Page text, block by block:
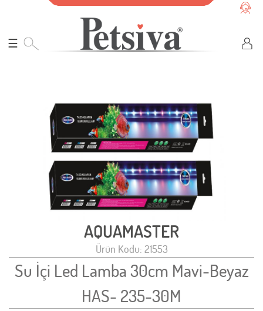
☰
AQUAMASTER
Ürün Kodu: 21553
Su İçi Led Lamba 30cm Mavi-Beyaz
HAS- 235-30M